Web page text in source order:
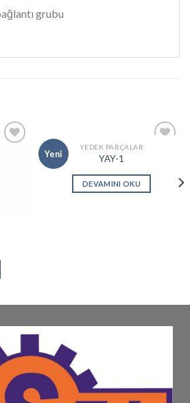
grubu
Yeni
YEDEK PARÇALAR
YAY-1
DEVAMINI OKU